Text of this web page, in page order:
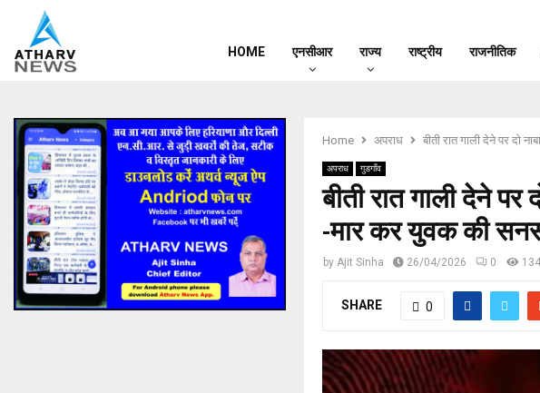
HOME एनसीआर राज्य राष्ट्रीय राजनीतिक
Home अपराध बीती रात गाली देने पर दो
अपराध गुडगाँव
बीती रात गाली देने
-मार कर युवक की
by Ajit Sinha 26/04/2026 0 134
SHARE 0